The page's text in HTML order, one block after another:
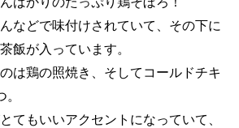
などで味付けされていて、その下に
飯が入っています。
は鶏の照焼き、そしてコールドチキ
てもいいアクセントになっていて、